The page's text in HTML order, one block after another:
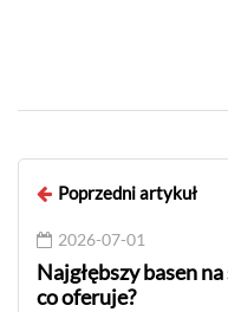
Poprzedni artykuł
2026-07-01
Najgłębszy basen
co oferuje?